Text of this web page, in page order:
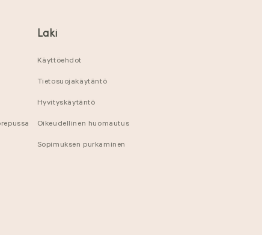
Laki
Käyttöehdot
Tietosuojakäytäntö
Hyvityskäytäntö
Oikeudellinen huomautus
Sopimuksen purkaminen